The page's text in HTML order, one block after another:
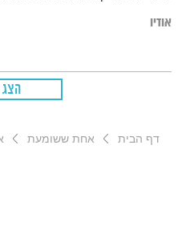
אודיו
הצג
דף הבית אחת ששומעת